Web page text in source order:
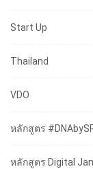
Start Up
Thailand
VDO
หลักสูตร
หลักสูตร Digital